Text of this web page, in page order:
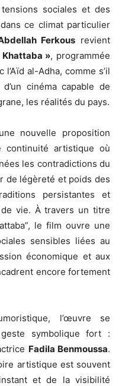
sociales et des
ce climat particulier
Ferkous revient
Khattaba », programmée
al-Adha, comme s’il
cinéma capable de
les réalités du pays.
nouvelle proposition
continuité artistique où
les contradictions du
de légèreté et poids des
persistantes et
vie. À travers un titre
le film ouvre une
sensibles liées au
économique et aux
encore fortement
l’œuvre se
symbolique fort :
Fadila Benmoussa.
artistique est souvent
et de la visibilité